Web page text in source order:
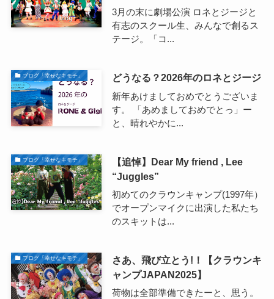
3月の末に劇場公演 ロネとジージと
有志のスクール生、みんなで創るス
テージ。「コ...
ブログ「幸せなキモチ」 どうなる？2026年のロネとジージ
新年あけましておめでとうございま
す。 「あめましておめでとっ」ー
と、晴れやかに...
ブログ「幸せなキモチ」
【追悼】Dear My friend , Lee
“Juggles”
初めてのクラウンキャンプ(1997年）
でオープンマイクに出演した私たち
のスキットは...
ブログ「幸せなキモチ」
さあ、飛び立とう!！【クラウンキ
ャンプJAPAN2025】
荷物は全部準備できたーと、思う。